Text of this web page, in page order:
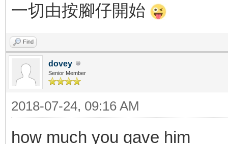
一切由按腳仔開始
Find
dovey
Senior Member
2018-07-24, 09:16 AM
how much you gave him